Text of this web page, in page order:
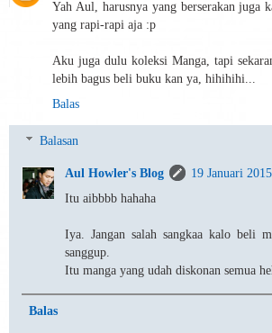
Yah Aul, harusnya yang berserakan juga
yang rapi-rapi aja :p
Aku juga dulu koleksi Manga, tapi
lebih bagus beli buku kan ya, hihihihi...
Balas
Balasan
Aul Howler's Blog
19 Januari
Itu aibbbb hahaha
Iya. Jangan salah sangkaa kalo beli
sanggup.
Itu manga yang udah diskonan semua
Balas